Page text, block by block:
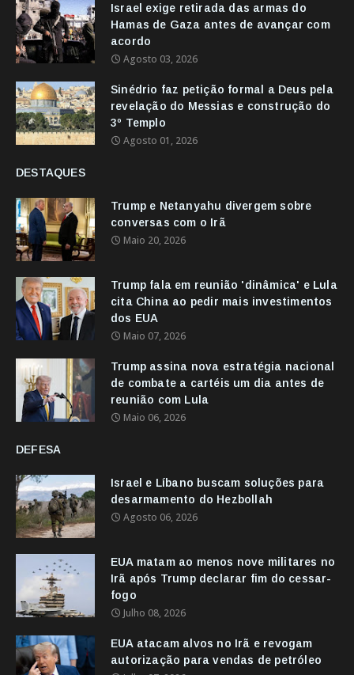
Israel exige retirada das armas do
Hamas de Gaza antes de avançar com
acordo
Agosto 03, 2026
Sinédrio faz petição formal a Deus pela
revelação do Messias e construção do
3º Templo
Agosto 01, 2026
DESTAQUES
Trump e Netanyahu divergem sobre
conversas com o Irã
Maio 20, 2026
Trump fala em reunião 'dinâmica' e Lula
cita China ao pedir mais investimentos
dos EUA
Maio 07, 2026
Trump assina nova estratégia nacional
de combate a cartéis um dia antes de
reunião com Lula
Maio 06, 2026
DEFESA
Israel e Líbano buscam soluções para
desarmamento do Hezbollah
Agosto 06, 2026
EUA matam ao menos nove militares no
Irã após Trump declarar fim do cessar-
fogo
Julho 08, 2026
EUA atacam alvos no Irã e revogam
autorização para vendas de petróleo